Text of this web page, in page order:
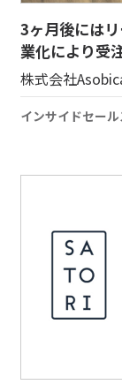
3ヶ月後には
業化により受
株式会社
インサイドセール